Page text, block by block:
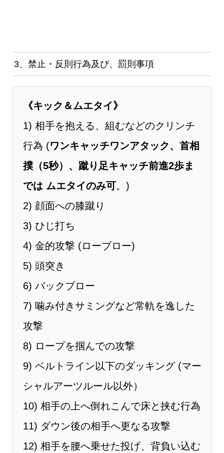
3、禁止・反則行為及び、罰則事項
《キック＆ムエタイ》
1) 相手を抱える、組むなどのクリンチ
⾏為 (ワンキャッチワンアタック、⾸相
撲（5秒）、蹴り足キャッチ前進2歩ま
では ムエタイのみ可。)
2) 顔⾯への膝蹴り
3) ひじ打ち
4) ⾦的攻撃 (ローブロー)
5) 頭突き
6) バックブロー
7) 噛み付きサミングなど常軌を逸した
攻撃
8) ロープを掴んでの攻撃
9) ベルトライン以下のダッキング (マー
シャルアーツルール以外）
10) 相⼿の上へ倒れこんで床と挟む⾏為
11) ダウン後の相⼿へ更なる攻撃
12) 相⼿を腰へ乗せた投げ、背負い込む